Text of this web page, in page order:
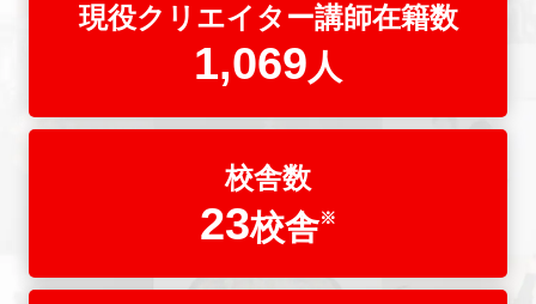
現役クリエイター講師在籍数
1,069人
校舎数
23校舎※